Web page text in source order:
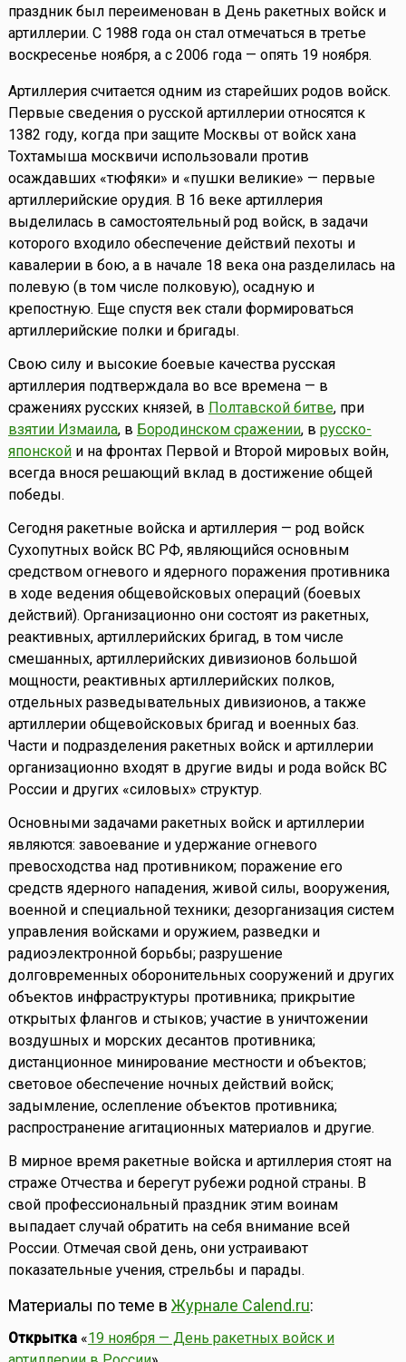
праздник был переименован в День ракетных войск и
артиллерии. С 1988 года он стал отмечаться в третье
воскресенье ноября, а с 2006 года — опять 19 ноября.
Артиллерия считается одним из старейших родов войск.
Первые сведения о русской артиллерии относятся к
1382 году, когда при защите Москвы от войск хана
Тохтамыша москвичи использовали против
осаждавших «тюфяки» и «пушки великие» — первые
артиллерийские орудия. В 16 веке артиллерия
выделилась в самостоятельный род войск, в задачи
которого входило обеспечение действий пехоты и
кавалерии в бою, а в начале 18 века она разделилась на
полевую (в том числе полковую), осадную и
крепостную. Еще спустя век стали формироваться
артиллерийские полки и бригады.
Свою силу и высокие боевые качества русская
артиллерия подтверждала во все времена — в
сражениях русских князей, в Полтавской битве, при
взятии Измаила, в Бородинском сражении, в русско-
японскойи на фронтах Первой и Второй мировых войн,
всегда внося решающий вклад в достижение общей
победы.
Сегодня ракетные войска и артиллерия — род войск
Сухопутных войск ВС РФ, являющийся основным
средством огневого и ядерного поражения противника
в ходе ведения общевойсковых операций (боевых
действий). Организационно они состоят из ракетных,
реактивных, артиллерийских бригад, в том числе
смешанных, артиллерийских дивизионов большой
мощности, реактивных артиллерийских полков,
отдельных разведывательных дивизионов, а также
артиллерии общевойсковых бригад и военных баз.
Части и подразделения ракетных войск и артиллерии
организационно входят в другие виды и рода войск ВС
России и других «силовых» структур.
Основными задачами ракетных войск и артиллерии
являются: завоевание и удержание огневого
превосходства над противником; поражение его
средств ядерного нападения, живой силы, вооружения,
военной и специальной техники; дезорганизация систем
управления войсками и оружием, разведки и
радиоэлектронной борьбы; разрушение
долговременных оборонительных сооружений и других
объектов инфраструктуры противника; прикрытие
открытых флангов и стыков; участие в уничтожении
воздушных и морских десантов противника;
дистанционное минирование местности и объектов;
световое обеспечение ночных действий войск;
задымление, ослепление объектов противника;
распространение агитационных материалов и другие.
В мирное время ракетные войска и артиллерия стоят на
страже Отчества и берегут рубежи родной страны. В
свой профессиональный праздник этим воинам
выпадает случай обратить на себя внимание всей
России. Отмечая свой день, они устраивают
показательные учения, стрельбы и парады.
Материалы по теме в Журнале Calend.ru:
Открытка«19 ноября — День ракетных войск и